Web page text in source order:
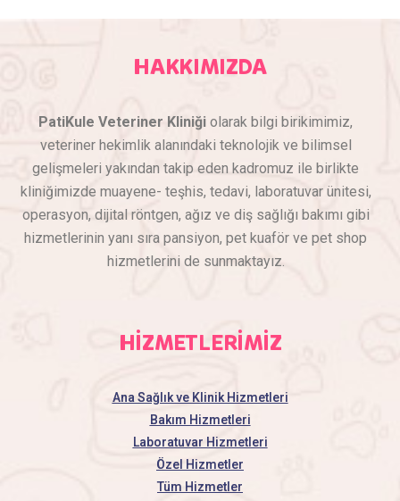
HAKKIMIZDA
PatiKule Veteriner Kliniği olarak bilgi birikimimiz,
veteriner hekimlik alanındaki teknolojik ve bilimsel
gelişmeleri yakından takip eden kadromuz ile birlikte
kliniğimizde muayene- teşhis, tedavi, laboratuvar ünitesi,
operasyon, dijital röntgen, ağız ve diş sağlığı bakımı gibi
hizmetlerinin yanı sıra pansiyon, pet kuaför ve pet shop
hizmetlerini de sunmaktayız.
HİZMETLERİMİZ
Ana Sağlık ve Klinik Hizmetleri
Bakım Hizmetleri
Laboratuvar Hizmetleri
Özel Hizmetler
Tüm Hizmetler